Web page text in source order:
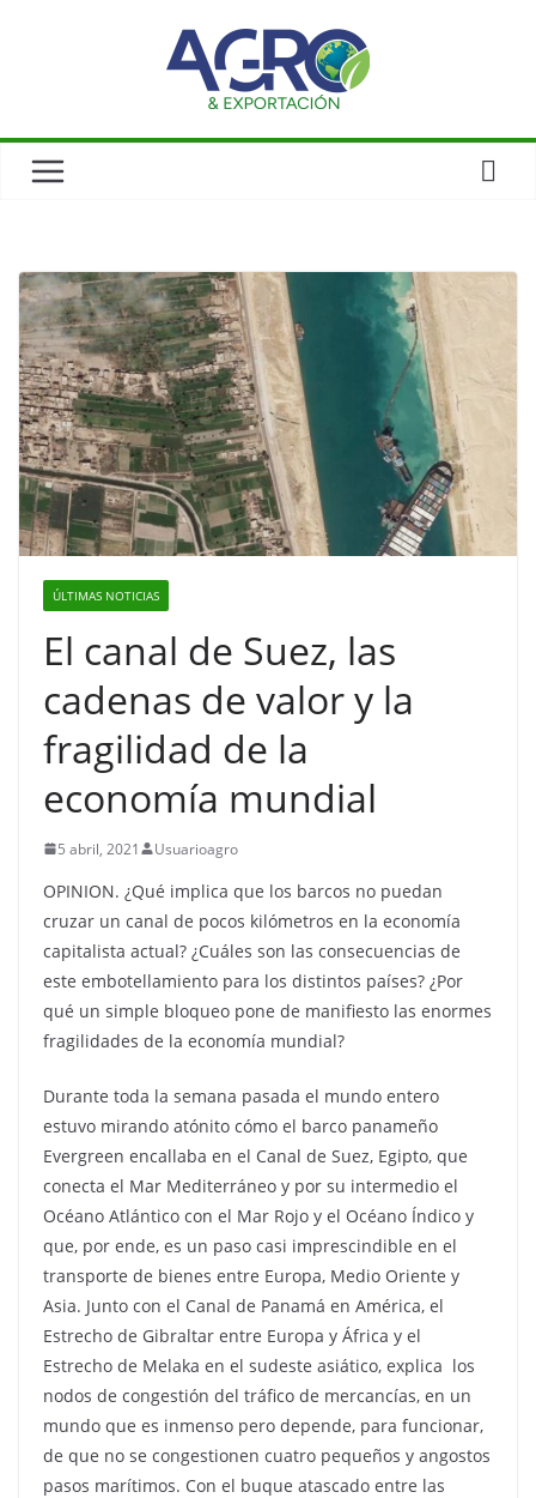
ÚLTIMAS NOTICIAS
El canal de Suez, las
cadenas de valor y la
fragilidad de la
economía mundial
5 abril, 2021 Usuarioagro
OPINION. ¿Qué implica que los barcos no puedan
cruzar un canal de pocos kilómetros en la economía
capitalista actual? ¿Cuáles son las consecuencias de
este embotellamiento para los distintos países? ¿Por
qué un simple bloqueo pone de manifiesto las enormes
fragilidades de la economía mundial?
Durante toda la semana pasada el mundo entero
estuvo mirando atónito cómo el barco panameño
Evergreen encallaba en el Canal de Suez, Egipto, que
conecta el Mar Mediterráneo y por su intermedio el
Océano Atlántico con el Mar Rojo y el Océano Índico y
que, por ende, es un paso casi imprescindible en el
transporte de bienes entre Europa, Medio Oriente y
Asia. Junto con el Canal de Panamá en América, el
Estrecho de Gibraltar entre Europa y África y el
Estrecho de Melaka en el sudeste asiático, explica los
nodos de congestión del tráfico de mercancías, en un
mundo que es inmenso pero depende, para funcionar,
de que no se congestionen cuatro pequeños y angostos
pasos marítimos. Con el buque atascado entre las